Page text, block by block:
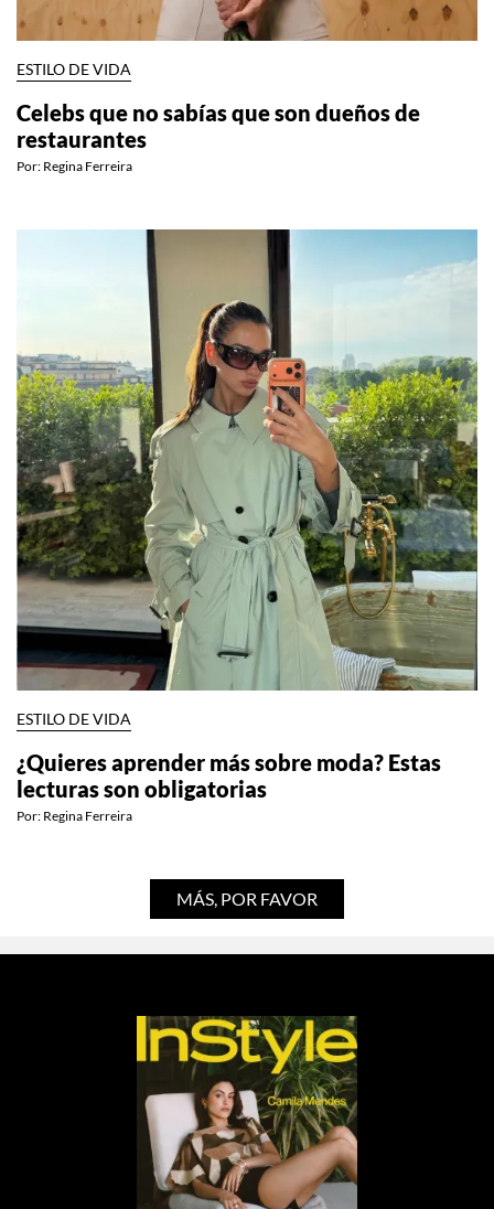
ESTILO DE VIDA
Celebs que no sabías que son dueños de
restaurantes
Por: Regina Ferreira
ESTILO DE VIDA
¿Quieres aprender más sobre moda? Estas
lecturas son obligatorias
Por: Regina Ferreira
MÁS, POR FAVOR